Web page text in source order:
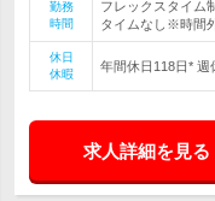
勤務
時間
フレックスタイム
タイムなし※時間
休日
休暇
年間休日118日* 週
求人詳細を見る